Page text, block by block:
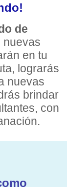
de
nuevas
en tu
lograrás
nuevas
brindar
con